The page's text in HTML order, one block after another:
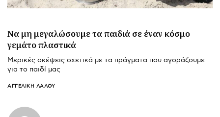
Να μη μεγαλώσουμε τα παιδιά σε έναν κόσμο
γεμάτο πλαστικά
Μερικές σκέψεις σχετικά με τα πράγματα που αγοράζουμε
για το παιδί μας
ΑΓΓΕΛΙΚΉ ΛΆΛΟΥ